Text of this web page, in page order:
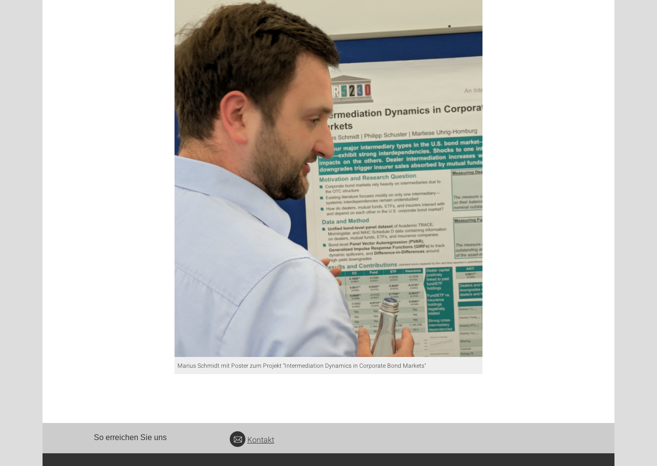
Marius Schmidt mit Poster zum Projekt "Intermediation Dynamics in Corporate Bond Markets"
So erreichen Sie uns Kontakt